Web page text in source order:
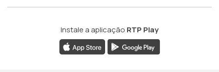
Instale a aplicação RTP Play